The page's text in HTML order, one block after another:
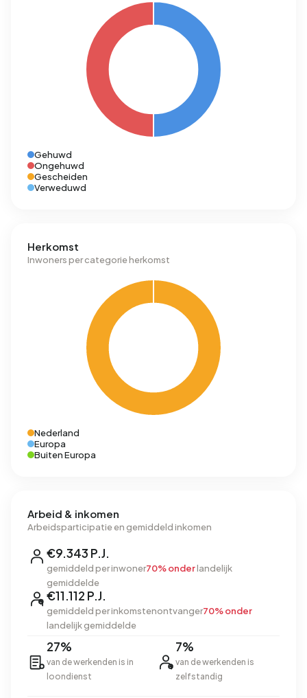
Gehuwd
Ongehuwd
Gescheiden
Verweduwd
Herkomst
Inwoners per categorie herkomst
Nederland
Europa
Buiten Europa
Arbeid & inkomen
Arbeidsparticipatie en gemiddeld inkomen
€9.343 P.J.
gemiddeld per inwoner70% onderlandelijk
gemiddelde
€11.112 P.J.
gemiddeld per inkomstenontvanger70% onder
landelijk gemiddelde
27%
van de werkenden is in
loondienst
7%
van de werkenden is
zelfstandig